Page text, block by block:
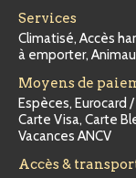
Services
Climatisé, Accès
à emporter,
Moyens de
Espèces, Eurocard
Carte Visa, Carte
Vacances ANCV
Accès &